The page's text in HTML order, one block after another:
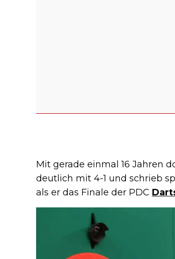
Mit gerade einmal 16 Jahren
deutlich mit 4-1 und schrieb
als er das Finale der PDC